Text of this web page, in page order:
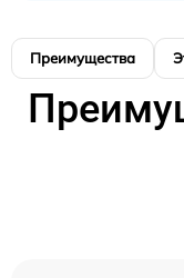
Преимущества